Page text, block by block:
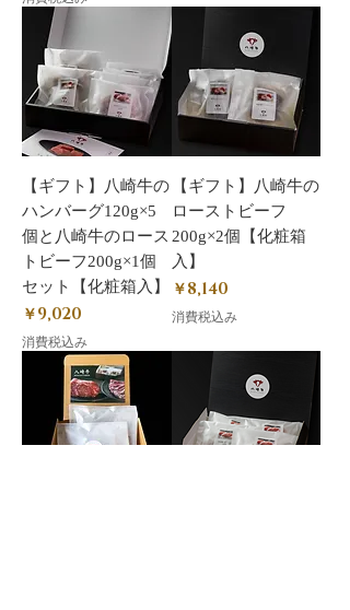
【ギフト】八崎牛の
ハンバーグ120g×5
個と八崎牛のロース
トビーフ200g×1個
セット【化粧箱入】
価格
￥9,020
消費税込み
【ギフト】八崎牛の
ローストビーフ
200g×2個【化粧箱
入】
価格
￥8,140
消費税込み